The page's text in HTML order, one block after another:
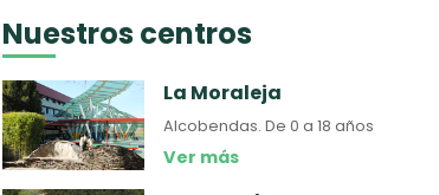
Nuestros centros
La Moraleja
Alcobendas.De 0 a 18 años
Ver más